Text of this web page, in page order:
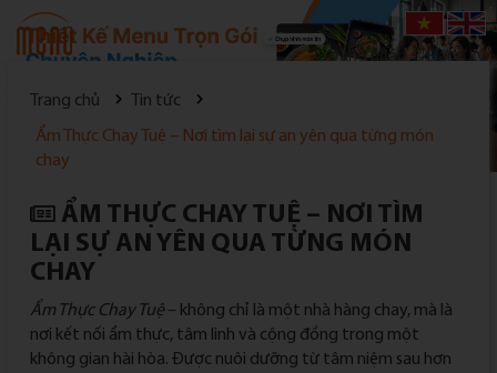
Đăng nhập|Đăng ký
Trang chủ
Tin tức
Ẩm Thực Chay Tuệ – Nơi tìm lại sự an yên qua từng món
chay
ẨM THỰC CHAY TUỆ – NƠI TÌM
LẠI SỰ AN YÊN QUA TỪNG MÓN
CHAY
Ẩm Thực Chay Tuệ– không chỉ là một nhà hàng chay, mà là
nơi kết nối ẩm thực, tâm linh và cộng đồng trong một
không gian hài hòa. Được nuôi dưỡng từ tâm niệm sau hơn